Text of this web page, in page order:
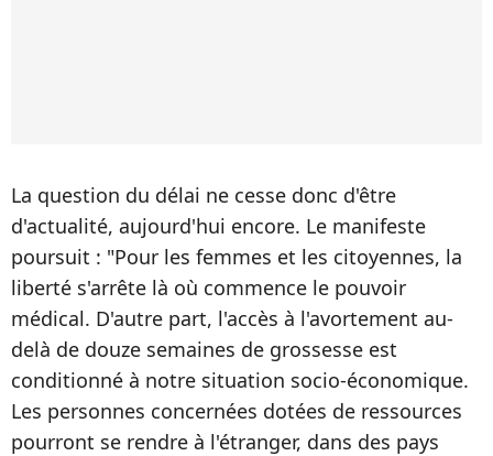
La question du délai ne cesse donc d'être
d'actualité, aujourd'hui encore. Le manifeste
poursuit : "Pour les femmes et les citoyennes, la
liberté s'arrête là où commence le pouvoir
médical. D'autre part, l'accès à l'avortement au-
delà de douze semaines de grossesse est
conditionné à notre situation socio-économique.
Les personnes concernées dotées de ressources
pourront se rendre à l'étranger, dans des pays